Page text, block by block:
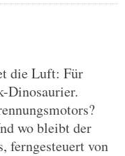
die Luft: Für
Dinosaurier.
wo bleibt der
ferngesteuert von